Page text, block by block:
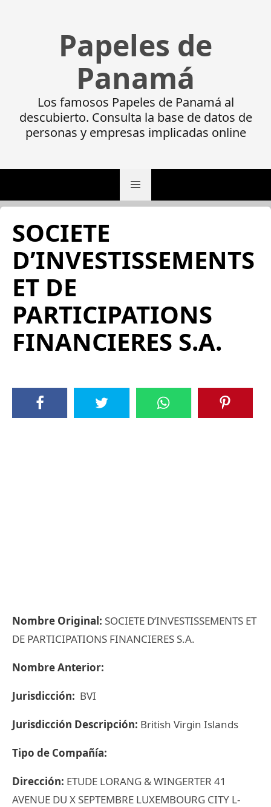
Papeles de
Panamá
Los famosos Papeles de Panamá al
descubierto. Consulta la base de datos de
personas y empresas implicadas online
SOCIETE
D’INVESTISSEMENTS
ET DE
PARTICIPATIONS
FINANCIERES S.A.
Nombre Original: SOCIETE D’INVESTISSEMENTS ET
DE PARTICIPATIONS FINANCIERES S.A.
Nombre Anterior:
Jurisdicción: BVI
Jurisdicción Descripción: British Virgin Islands
Tipo de Compañía:
Dirección: ETUDE LORANG & WINGERTER 41
AVENUE DU X SEPTEMBRE LUXEMBOURG CITY L-